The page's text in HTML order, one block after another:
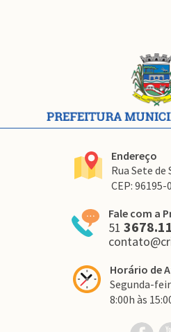
Endereço
Rua Sete
CEP: 96195-
Fale com a
51
Horário de
Segunda-
8:00h às